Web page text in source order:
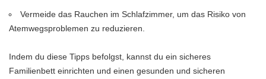
Vermeide das Rauchen im Schlafzimmer, um das Risiko von
Atemwegsproblemen zu reduzieren.
Indem du diese Tipps befolgst, kannst du ein sicheres
Familienbett einrichten und einen gesunden und sicheren